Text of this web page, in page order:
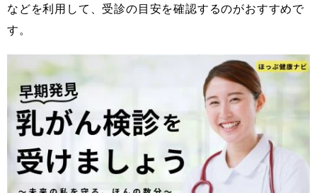
などを利用して、受診の目安を確認するのがおすすめで
す。